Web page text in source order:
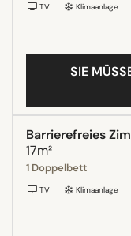
TV Klimaanlage
SIE
Barrierefreies
17m²
1 Doppelbett
TV Klimaanlage